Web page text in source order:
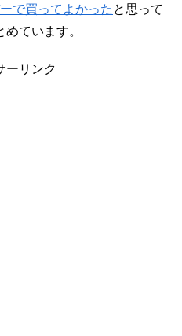
で買ってよかった と思って
ています。
ーリンク